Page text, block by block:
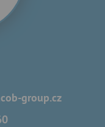
group.cz